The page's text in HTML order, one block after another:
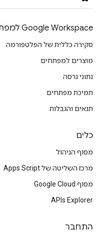
Google Workspace למפתחים
סקירה כללית של הפלטפורמה
מוצרים למפתחים
נתוני גרסה
תמיכת מפתחים
תנאים והגבלות
כלים
מסוף הניהול
מרכז השליטה של Apps Script
מסוף Google Cloud
APIs Explorer
התחבר